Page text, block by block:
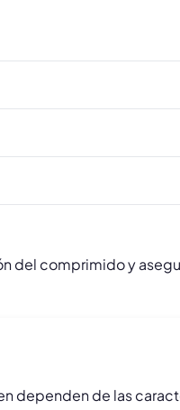
del comprimido y
dependen de las